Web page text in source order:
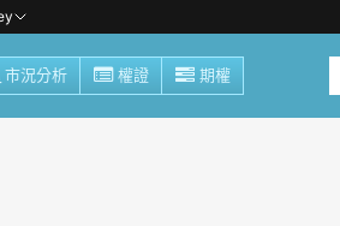
市況分析 權證 期權